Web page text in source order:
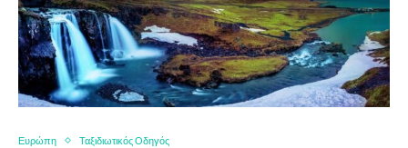
Ευρώπη Ταξιδιωτικός Οδηγός